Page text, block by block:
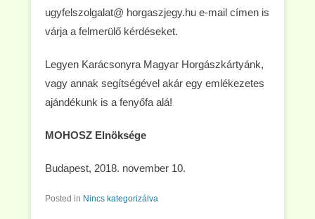
ugyfelszolgalat@ horgaszjegy.hu e-mail címen is
várja a felmerülő kérdéseket.
Legyen Karácsonyra Magyar Horgászkártyánk,
vagy annak segítségével akár egy emlékezetes
ajándékunk is a fenyőfa alá!
MOHOSZ Elnöksége
Budapest, 2018. november 10.
Posted in Nincs kategorizálva